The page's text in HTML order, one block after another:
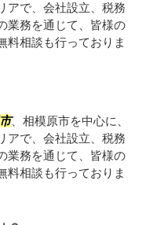
アで、会社設立、税務
業務を通じて、皆様の
料相談も行っておりま
、相模原市を中心に、
アで、会社設立、税務
業務を通じて、皆様の
料相談も行っておりま